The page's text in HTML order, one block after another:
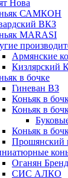
Нова
САМКОН
ВКЗ
MARASI
Армянские
Кизлярский
в бочке
Гиневан ВЗ
Коньяк в
Коньяк в
Коньяк в
Прошянский
Оганян
СИС АЛКО